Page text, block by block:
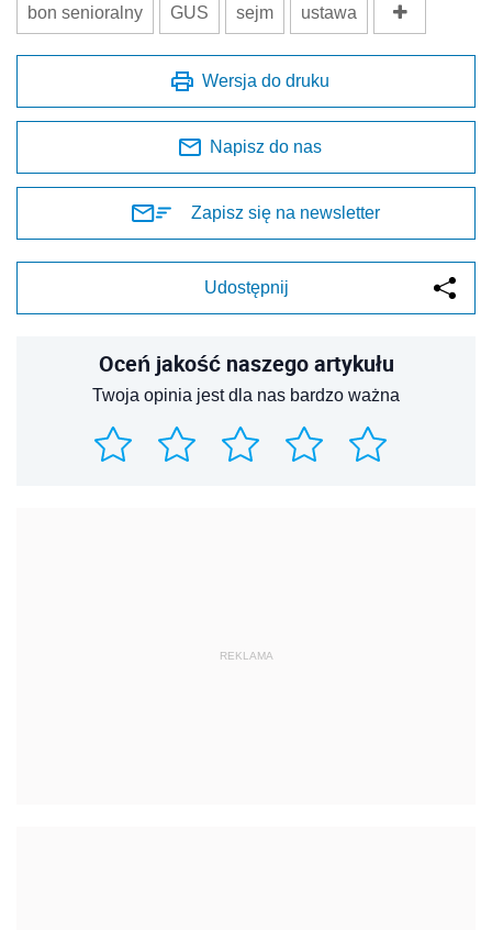
bon senioralny GUS sejm ustawa
Wersja do druku
Napisz do nas
Zapisz się na newsletter
Udostępnij
Oceń jakość naszego artykułu
Twoja opinia jest dla nas bardzo ważna
REKLAMA